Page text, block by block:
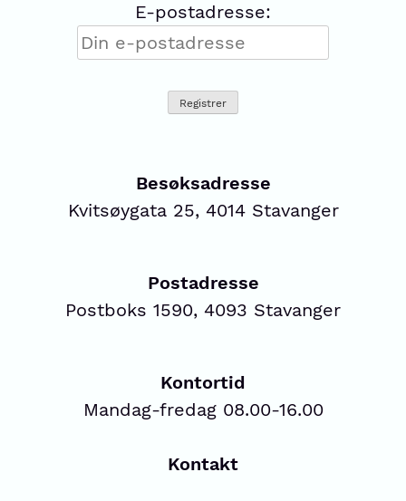
E-postadresse:
Besøksadresse
Kvitsøygata 25, 4014 Stavanger
Postadresse
Postboks 1590, 4093 Stavanger
Kontortid
Mandag-fredag 08.00-16.00
Kontakt